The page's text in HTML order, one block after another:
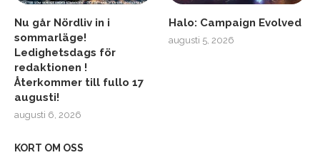
Nu går Nördliv in i
sommarläge!
Ledighetsdags för
redaktionen !
Återkommer till fullo 17
augusti!
augusti 6, 2026
Halo: Campaign Evolved
augusti 5, 2026
KORT OM OSS